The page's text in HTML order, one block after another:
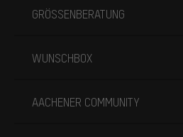
GRÖSSENBERATUNG
WUNSCHBOX
AACHENER COMMUNITY